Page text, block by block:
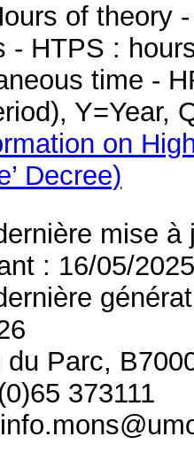
of theory
- HTPS :
time -
Y=Year,
on
Decree)
mise
: 16/05/
du Parc,
373111